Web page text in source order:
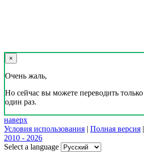
×
Очень жаль,
Но сейчас вы можете переводить только
один раз.
наверх
Условия использования | Полная версия |
2010 - 2026
Select a language